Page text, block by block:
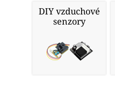
DIY vzduchové
senzory